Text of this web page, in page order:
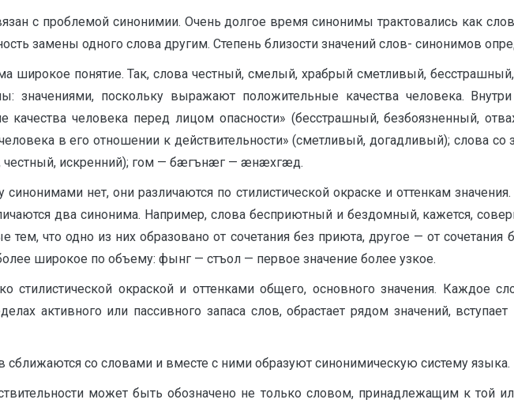
с проблемой синонимии. Очень долгое время синонимы трактовались как
замены одного слова другим. Степень близости значений слов- синонимов
широкое понятие. Так, слова честный, смелый, храбрый сметливый,
значениями, поскольку выражают положительные качества человека. Внутри
человека перед лицом опасности» (бесстрашный, безбоязненный,
в его отношении к действительности» (сметливый, догадливый); слова
искренний); гом — бæгънæг — æнæхгæд.
нет, они различаются по стилистической окраске и оттенкам
два синонима. Например, слова бесприютный и бездомный, кажется,
что одно из них образовано от сочетания без приюта, другое — от сочетания
широкое по объему: фынг — стъол — первое значение более узкое.
стилистической окраской и оттенками общего, основного значения. Каждое
активного или пассивного за­паса слов, обрастает рядом значений,
со словами и вместе с ними образуют синонимическую систему языка.
может быть обозначено не только словом, принадлежащим к той